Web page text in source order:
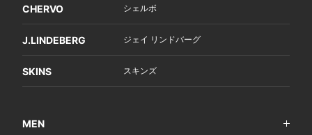
CHERVO シェルボ
J.LINDEBERG ジェイ リンドバーグ
SKINS スキンズ
MEN